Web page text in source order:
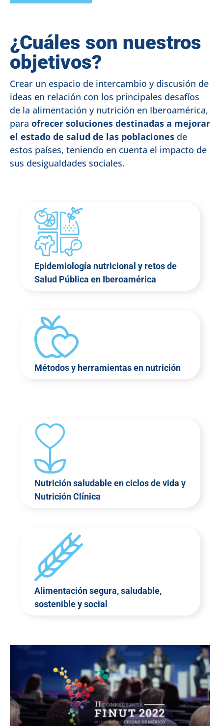
¿Cuáles son nuestros
objetivos?
Crear un espacio de intercambio y discusión de
ideas en relación con los principales desafíos
de la alimentación y nutrición en Iberoamérica,
para ofrecer soluciones destinadas a mejorar
el estado de salud de las poblaciones de
estos países, teniendo en cuenta el impacto de
sus desigualdades sociales.
Epidemiología nutricional y retos de
Salud Pública en Iberoamérica
Métodos y herramientas en nutrición
Nutrición saludable en ciclos de vida y
Nutrición Clínica
Alimentación segura, saludable,
sostenible y social